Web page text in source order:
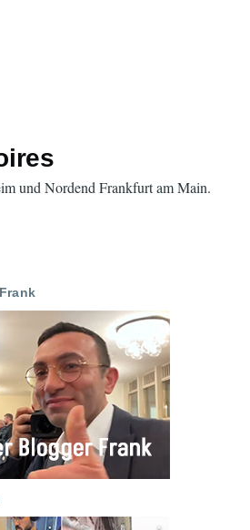
und Nordend Frankfurt am Main.